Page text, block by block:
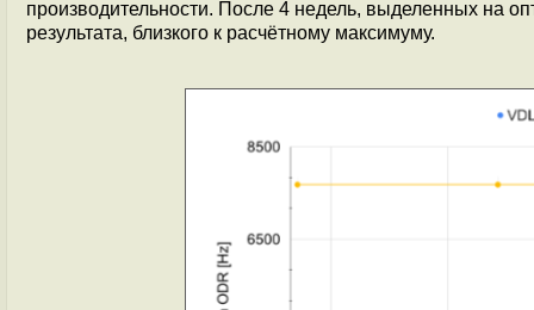
производительности. После 4 недель, выделенных на
результата, близкого к расчётному максимуму.